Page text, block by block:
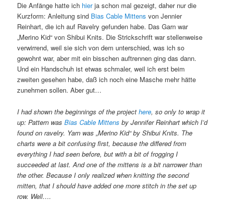
Die Anfänge hatte ich hierja schon mal gezeigt, daher nur die
Kurzform: Anleitung sind Bias Cable Mittensvon Jennier
Reinhart, die ich auf Ravelry gefunden habe. Das Garn war
„Merino Kid“ von Shibui Knits. Die Strickschrift war stellenweise
verwirrend, weil sie sich von dem unterschied, was ich so
gewohnt war, aber mit ein bisschen auftrennen ging das dann.
Und ein Handschuh ist etwas schmaler, weil ich erst beim
zweiten gesehen habe, daß ich noch eine Masche mehr hätte
zunehmen sollen. Aber gut…
I had shown the beginnings of the projecthere, so only to wrap it
up: Pattern wasBias Cable Mittens by Jennifer Reinhart which I’d
found on ravelry. Yarn was „Merino Kid“ by Shibui Knits. The
charts were a bit confusing first, because the differed from
everything I had seen before, but with a bit of frogging I
succeeded at last. And one of the mittens is a bit narrower than
the other. Because I only realized when knitting the second
mitten, that I should have added one more stitch in the set up
row. Well….